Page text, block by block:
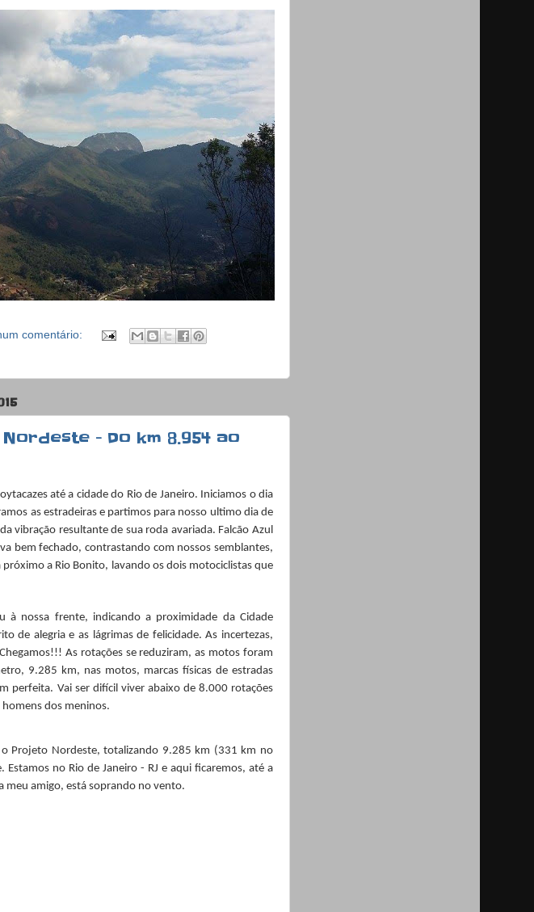
comentário:
- Do km 8.954 ao
até a cidade do Rio de Janeiro. Iniciamos o dia
as estradeiras e partimos para nosso ultimo dia de
vibração resultante de sua roda avariada. Falcão Azul
bem fechado, contrastando com nossos semblantes,
a Rio Bonito, lavando os dois motociclistas que
à nossa frente, indicando a proximidade da Cidade
de alegria e as lágrimas de felicidade. As incertezas,
As rotações se reduziram, as motos foram
9.285 km, nas motos, marcas físicas de estradas
perfeita. Vai ser difícil viver abaixo de 8.000 rotações
dos meninos.
Projeto Nordeste, totalizando 9.285 km (331 km no
no Rio de Janeiro - RJ e aqui ficaremos, até a
meu amigo, está soprando no vento.